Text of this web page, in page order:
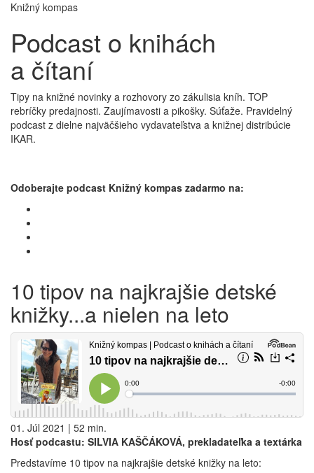
Knižný kompas
Podcast o knihách
a čítaní
Tipy na knižné novinky a rozhovory zo zákulisia kníh. TOP
rebríčky predajnosti. Zaujímavosti a pikošky. Súťaže. Pravidelný
podcast z dielne najväčšieho vydavateľstva a knižnej distribúcie
IKAR.
Odoberajte podcast Knižný kompas zadarmo na:
10 tipov na najkrajšie detské
knižky...a nielen na leto
01. Júl 2021 | 52 min.
Hosť podcastu: SILVIA KAŠČÁKOVÁ, prekladateľka a textárka
Predstavíme 10 tipov na najkrajšie detské knižky na leto: